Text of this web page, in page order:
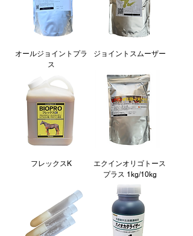
オールジョイントプラ
ス
ジョイントスムーザー
フレックスK
エクインオリゴトース
プラス 1kg/10kg